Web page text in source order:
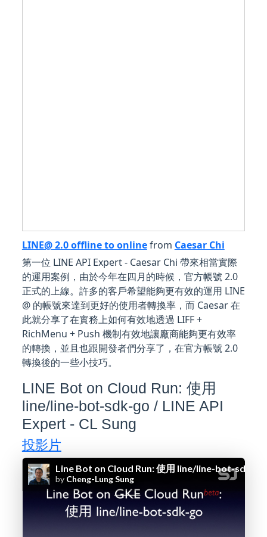
LINE@ 2.0 offline to onlinefrom Caesar Chi
第一位 LINE API Expert - Caesar Chi 帶來相當實際
的運用案例，由於今年在四月的時候，官方帳號 2.0
正式的上線。許多的客戶希望能夠更有效的運用 LINE
@ 的帳號來達到更好的使用者轉換率，而 Caesar 在
此就分享了在實務上如何有效地透過 LIFF +
RichMenu + Push 機制有效地讓廠商能夠更有效率
的轉換，並且也跟開發者們分享了，在官方帳號 2.0
轉換後的一些小技巧。
LINE Bot on Cloud Run: 使用
line/line-bot-sdk-go / LINE API
Expert - CL Sung
投影片